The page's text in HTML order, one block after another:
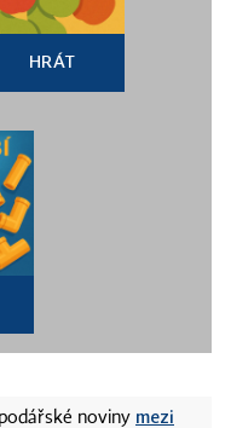
HRÁT
noviny mezi